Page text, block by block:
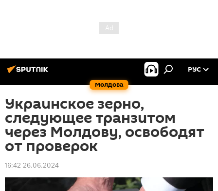
Молдова
РУС
Украинское зерно,
следующее транзитом
через Молдову, освободят
от проверок
16:42 26.06.2024